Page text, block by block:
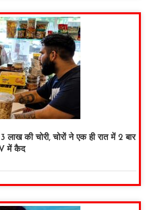
लाख की चोरी, चोरों ने एक ही रात में 2 बार
में कैद